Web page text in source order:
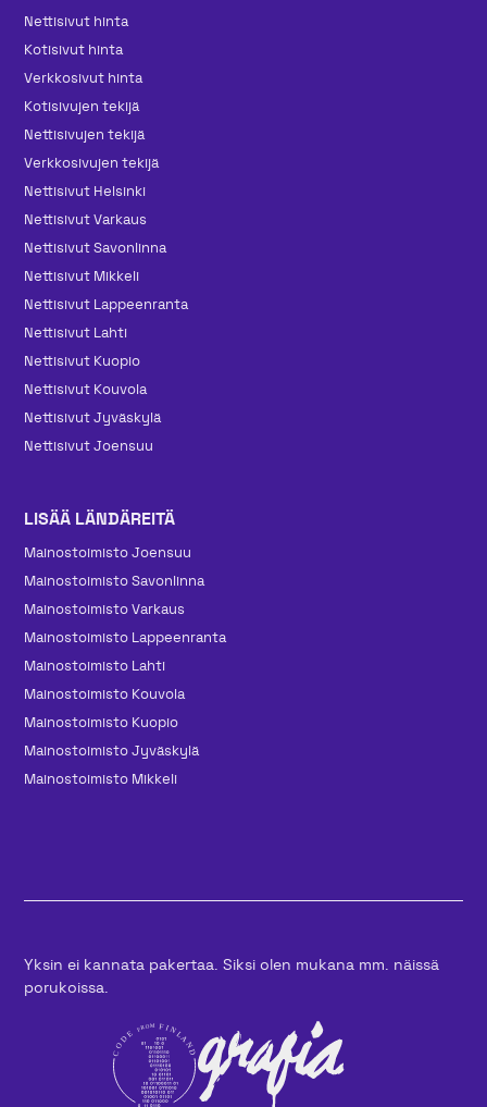
Nettisivut hinta
Kotisivut hinta
Verkkosivut hinta
Kotisivujen tekijä
Nettisivujen tekijä
Verkkosivujen tekijä
Nettisivut Helsinki
Nettisivut Varkaus
Nettisivut Savonlinna
Nettisivut Mikkeli
Nettisivut Lappeenranta
Nettisivut Lahti
Nettisivut Kuopio
Nettisivut Kouvola
Nettisivut Jyväskylä
Nettisivut Joensuu
LISÄÄ LÄNDÄREITÄ
Mainos­toimisto Joensuu
Mainos­toimisto Savonlinna
Mainos­toimisto Varkaus
Mainos­toimisto Lappeenranta
Mainos­toimisto Lahti
Mainos­toimisto Kouvola
Mainos­toimisto Kuopio
Mainos­toimisto Jyväskylä
Mainos­toimisto Mikkeli
Yksin ei kannata pakertaa. Siksi olen mukana mm. näissä
porukoissa.